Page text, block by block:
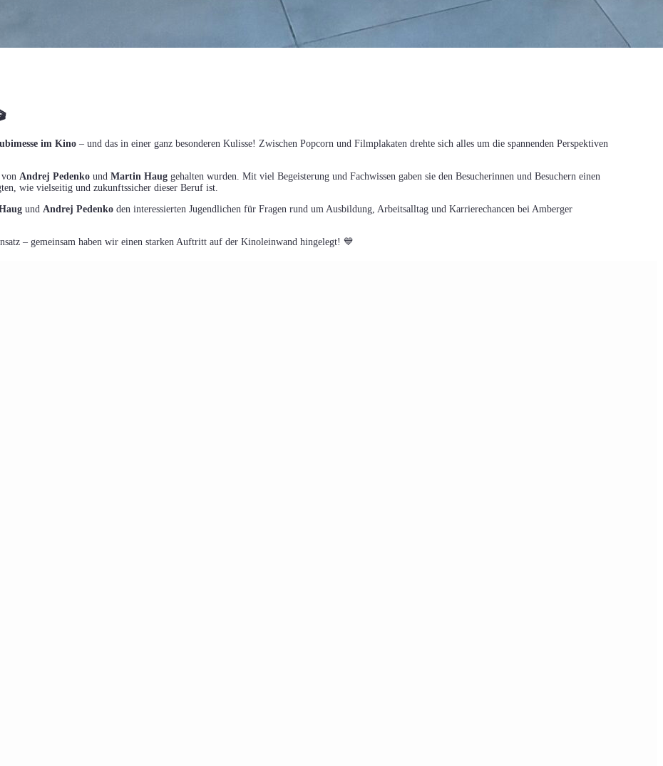
im Kino – und das in einer ganz besonderen Kulisse! Zwischen Popcorn und Filmplakaten drehte sich alles um die spannenden Perspektiven
Andrej Pedenko und Martin Haug gehalten wurden. Mit viel Begeisterung und Fachwissen gaben sie den Besucherinnen und Besuchern einen
wie vielseitig und zukunftssicher dieser Beruf ist.
und Andrej Pedenko den interessierten Jugendlichen für Fragen rund um Ausbildung, Arbeitsalltag und Karrierechancen bei Amberger
– gemeinsam haben wir einen starken Auftritt auf der Kinoleinwand hingelegt! 💙